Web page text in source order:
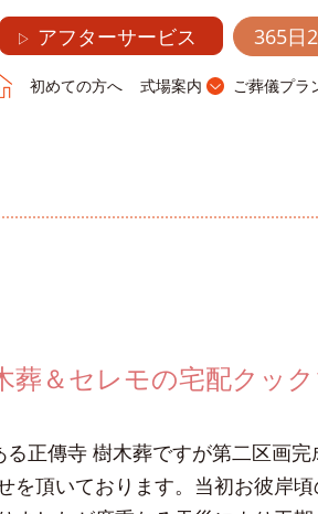
▷ アフターサービス 365日
初めての方へ 式場案内 ご葬儀プラ
葬＆セレモの宅配クッ
正傳寺 樹木葬ですが第二区画完
を頂いております。当初お彼岸